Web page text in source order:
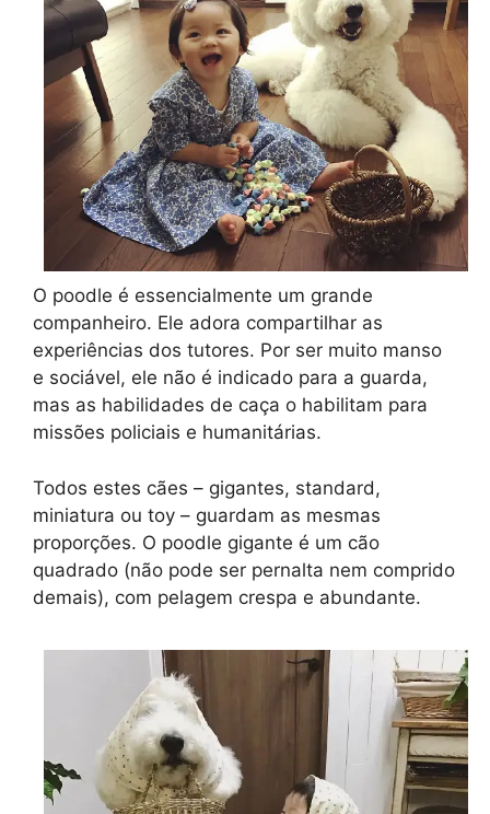
O poodle é essencialmente um grande
companheiro. Ele adora compartilhar as
experiências dos tutores. Por ser muito manso
e sociável, ele não é indicado para a guarda,
mas as habilidades de caça o habilitam para
missões policiais e humanitárias.
Todos estes cães – gigantes, standard,
miniatura ou toy – guardam as mesmas
proporções. O poodle gigante é um cão
quadrado (não pode ser pernalta nem comprido
demais), com pelagem crespa e abundante.